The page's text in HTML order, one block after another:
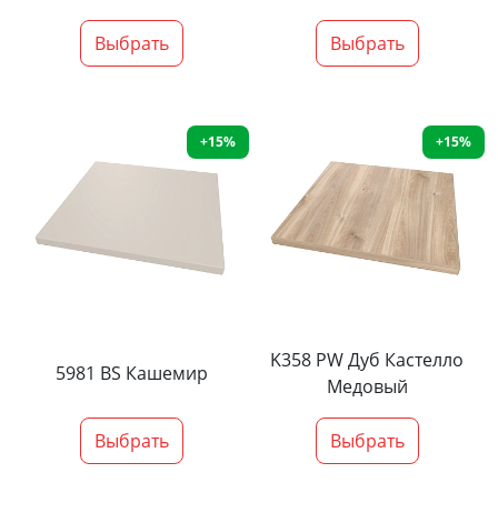
Выбрать Выбрать
+15%
5981 BS Кашемир
Выбрать
+15%
K358 PW Дуб Кастелло
Медовый
Выбрать